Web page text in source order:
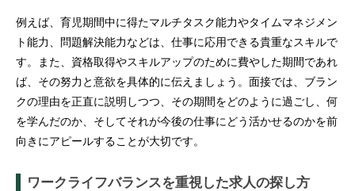
例えば、育児期間中に得たマルチタスク能力やタイムマネジメン
ト能力、問題解決能力などは、仕事に応用できる貴重なスキルで
す。また、資格取得やスキルアップのために費やした期間であれ
ば、その努力と意欲を具体的に伝えましょう。面接では、ブラン
クの理由を正直に説明しつつ、その期間をどのように過ごし、何
を学んだのか、そしてそれが今後の仕事にどう活かせるのかを前
向きにアピールすることが大切です。
ワークライフバランスを重視した求人の探し方